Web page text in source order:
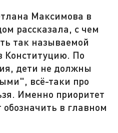
Максимова в
рассказала, с чем
так называемой
Конституцию. По
дети не должны
всё-таки про
Именно приоритет
в главном